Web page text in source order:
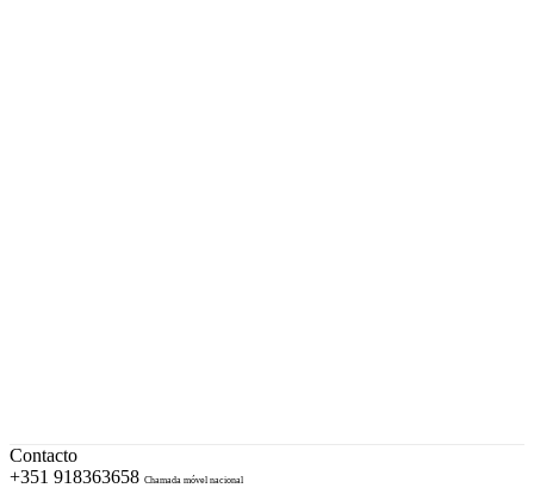
Contacto
+351 918363658 Chamada móvel nacional